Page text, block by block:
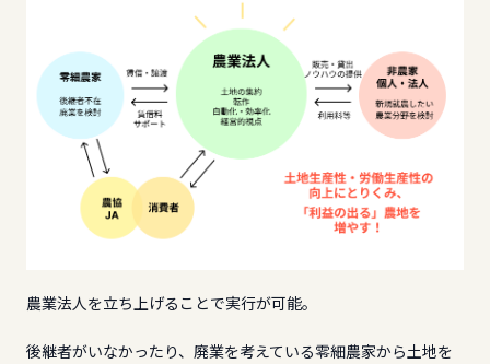
農業法人を立ち上げることで実行が可能。
後継者がいなかったり、廃業を考えている零細農家から土地を